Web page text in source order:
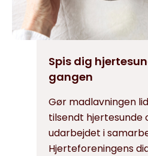
Spis dig
gangen
Gør madlavningen
tilsendt hjertesunde
udarbejdet i
Hjerteforeningens